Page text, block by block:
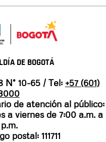
DE BOGOTÁ
N° 10-65 / Tel: +57 (601)
de atención al público:
a viernes de 7:00 a.m. a
postal: 111711